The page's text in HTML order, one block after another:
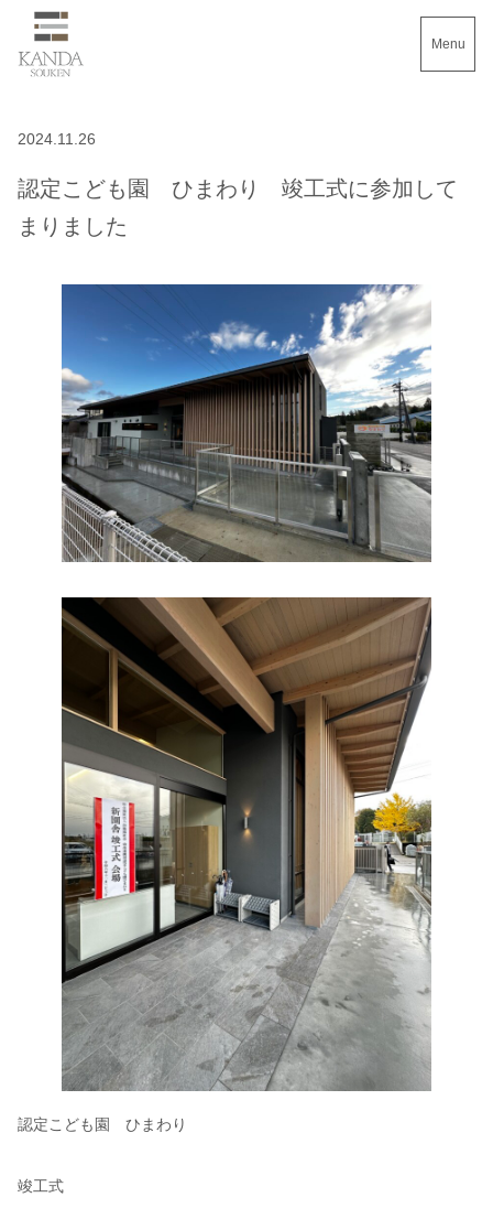
Menu
2024.11.26
認定こども園 ひまわり 竣工式に参加して
まりました
認定こども園 ひまわり
竣工式